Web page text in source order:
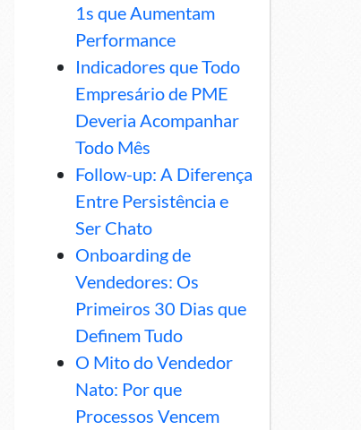
1s que Aumentam
Performance
Indicadores que Todo
Empresário de PME
Deveria Acompanhar
Todo Mês
Follow-up: A Diferença
Entre Persistência e
Ser Chato
Onboarding de
Vendedores: Os
Primeiros 30 Dias que
Definem Tudo
O Mito do Vendedor
Nato: Por que
Processos Vencem